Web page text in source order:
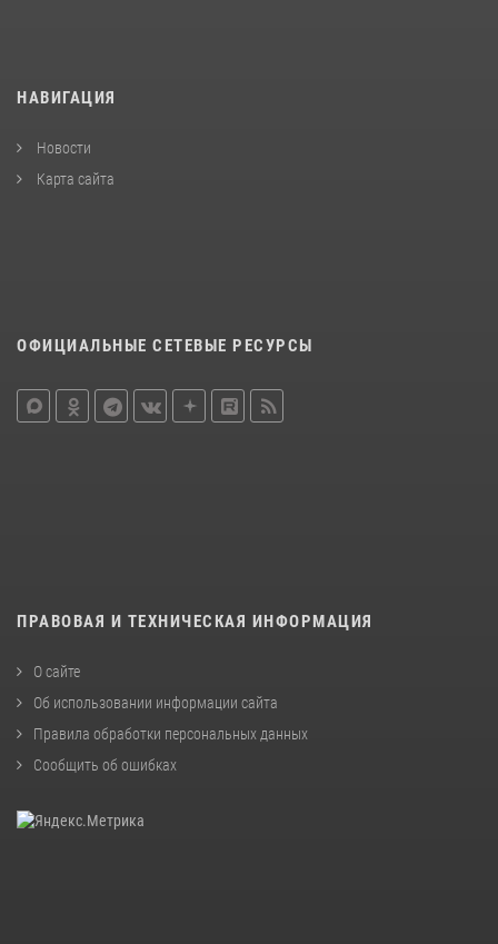
НАВИГАЦИЯ
Новости
Карта сайта
ОФИЦИАЛЬНЫЕ СЕТЕВЫЕ РЕСУРСЫ
ПРАВОВАЯ И ТЕХНИЧЕСКАЯ ИНФОРМАЦИЯ
О сайте
Об использовании информации сайта
Правила обработки персональных данных
Сообщить об ошибках